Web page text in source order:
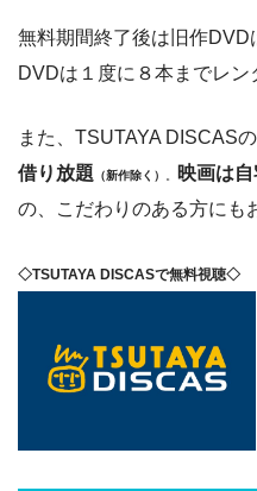
無料期間終了後は旧作
DVDは１度に８本までレン
また、TSUTAYA DISCAS
借り放題 （新作除く） 。 映画は
の、こだわりのある方にも
◇TSUTAYA DISCASで無料視聴◇